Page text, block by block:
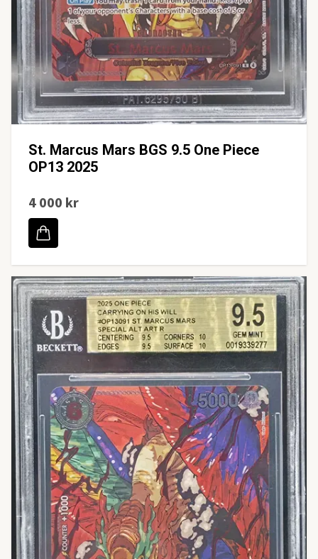
St. Marcus Mars BGS 9.5 One Piece
OP13 2025
4 000 kr